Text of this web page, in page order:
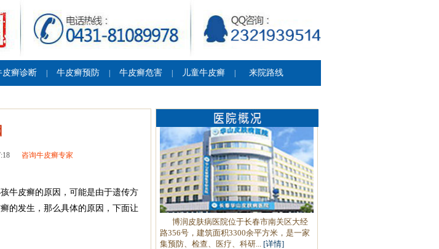
皮癣诊断 牛皮癣预防 牛皮癣危害 儿童牛皮癣 来院路线
咨询牛皮癣专家
牛皮癣的原因，可能是由于遗传方
的发生，那么具体的原因，下面让
博润皮肤病医院位于长春市南关区大经
路356号，建筑面积3300余平方米，是一家
集预防、检查、医疗、科研... [详情]